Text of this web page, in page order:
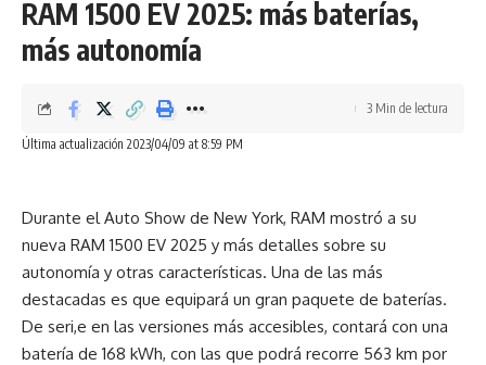
RAM 1500 EV 2025: más baterías,
más autonomía
Última actualización 2023/04/09 at 8:59 PM
3 Min de lectura
Durante el Auto Show de New York, RAM mostró a su
nueva RAM 1500 EV 2025 y más detalles sobre su
autonomía y otras características. Una de las más
destacadas es que equipará un gran paquete de baterías.
De seri,e en las versiones más accesibles, contará con una
batería de 168 kWh, con las que podrá recorre 563 km por